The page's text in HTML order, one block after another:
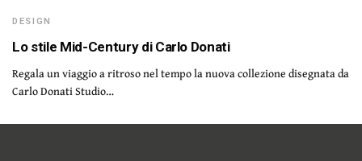
DESIGN
Lo stile Mid-Century di Carlo Donati
Regala un viaggio a ritroso nel tempo la nuova collezione disegnata da
Carlo Donati Studio…